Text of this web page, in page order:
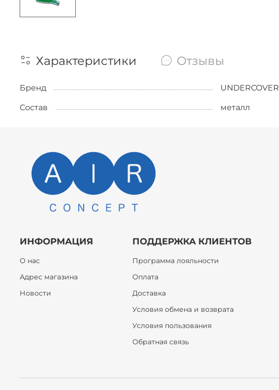
Характеристики Отзывы
Бренд UNDERCOVER
Состав металл
ИНФОРМАЦИЯ
О нас
Адрес магазина
Новости
ПОДДЕРЖКА КЛИЕНТОВ
Программа лояльности
Оплата
Доставка
Условия обмена и возврата
Условия пользования
Обратная связь